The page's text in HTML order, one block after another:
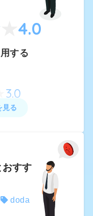
4.0
する
3.0
や仕事を選ん
インアカウント
ックアップがあ
求人や、自分の
見る
おすす
doda